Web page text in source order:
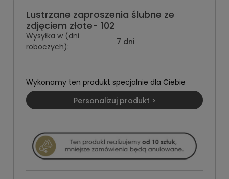
Lustrzane zaproszenia ślubne ze
zdjęciem złote- 102
Wysyłka w (dni
roboczych):
7 dni
Wykonamy ten produkt specjalnie dla Ciebie
Personalizuj produkt >